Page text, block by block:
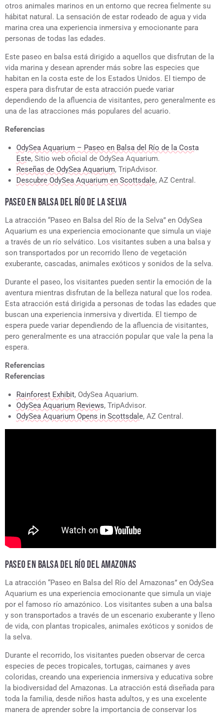
otros animales marinos en un entorno que recrea fielmente su
hábitat natural. La sensación de estar rodeado de agua y vida
marina crea una experiencia inmersiva y emocionante para
personas de todas las edades.
Este paseo en balsa está dirigido a aquellos que disfrutan de la
vida marina y desean aprender más sobre las especies que
habitan en la costa este de los Estados Unidos. El tiempo de
espera para disfrutar de esta atracción puede variar
dependiendo de la afluencia de visitantes, pero generalmente es
una de las atracciones más populares del acuario.
Referencias
OdySea Aquarium – Paseo en Balsa del Río de la Costa
Este, Sitio web oficial de OdySea Aquarium.
Reseñas de OdySea Aquarium, TripAdvisor.
Descubre OdySea Aquarium en Scottsdale, AZ Central.
PASEO EN BALSA DEL RÍO DE LA SELVA
La atracción “Paseo en Balsa del Río de la Selva” en OdySea
Aquarium es una experiencia emocionante que simula un viaje
a través de un río selvático. Los visitantes suben a una balsa y
son transportados por un recorrido lleno de vegetación
exuberante, cascadas, animales exóticos y sonidos de la selva.
Durante el paseo, los visitantes pueden sentir la emoción de la
aventura mientras disfrutan de la belleza natural que los rodea.
Esta atracción está dirigida a personas de todas las edades que
buscan una experiencia inmersiva y divertida. El tiempo de
espera puede variar dependiendo de la afluencia de visitantes,
pero generalmente es una atracción popular que vale la pena la
espera.
Referencias
Referencias
Rainforest Exhibit, OdySea Aquarium.
OdySea Aquarium Reviews, TripAdvisor.
OdySea Aquarium Opens in Scottsdale, AZ Central.
PASEO EN BALSA DEL RÍO DEL AMAZONAS
La atracción “Paseo en Balsa del Río del Amazonas” en OdySea
Aquarium es una experiencia emocionante que simula un viaje
por el famoso río amazónico. Los visitantes suben a una balsa
y son transportados a través de un escenario exuberante y lleno
de vida, con plantas tropicales, animales exóticos y sonidos de
la selva.
Durante el recorrido, los visitantes pueden observar de cerca
especies de peces tropicales, tortugas, caimanes y aves
coloridas, creando una experiencia inmersiva y educativa sobre
la biodiversidad del Amazonas. La atracción está diseñada para
toda la familia, desde niños hasta adultos, y es una excelente
manera de aprender sobre la importancia de conservar los